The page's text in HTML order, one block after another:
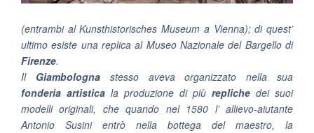
(entrambi al Kunsthistorisches Museum a Vienna); di quest’
ultimo esiste una replica al Museo Nazionale del Bargello di
Firenze.
Il Giambolognastesso aveva organizzato nella sua
fonderia artistica la produzione di più repliche dei suoi
modelli originali, che quando nel 1580 l’ allievo-aiutante
Antonio Susini entrò nella bottega del maestro, la